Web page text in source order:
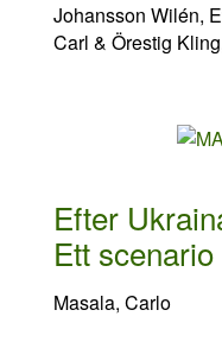
Johansson Wilén,
Carl & Örestig
Efter
Ett scenario
Masala, Carlo